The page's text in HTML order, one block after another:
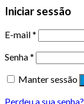
Iniciar sessão
E-mail*
Senha*
Manter sessão
Perdeu a sua senha?